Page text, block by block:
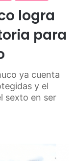
logra
para
ya cuenta
y el
sexto en ser